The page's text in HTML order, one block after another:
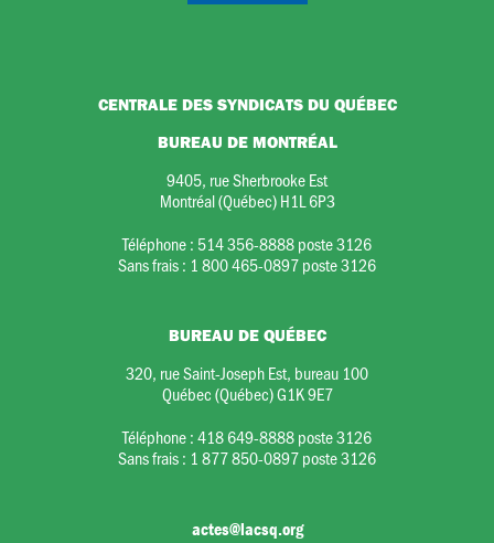
CENTRALE DES SYNDICATS DU QUÉBEC
BUREAU DE MONTRÉAL
9405, rue Sherbrooke Est
Montréal (Québec) H1L 6P3
Téléphone : 514 356-8888 poste 3126
Sans frais : 1 800 465-0897 poste 3126
BUREAU DE QUÉBEC
320, rue Saint-Joseph Est, bureau 100
Québec (Québec) G1K 9E7
Téléphone :418 649-8888 poste 3126
Sans frais : 1 877 850-0897 poste 3126
actes@lacsq.org